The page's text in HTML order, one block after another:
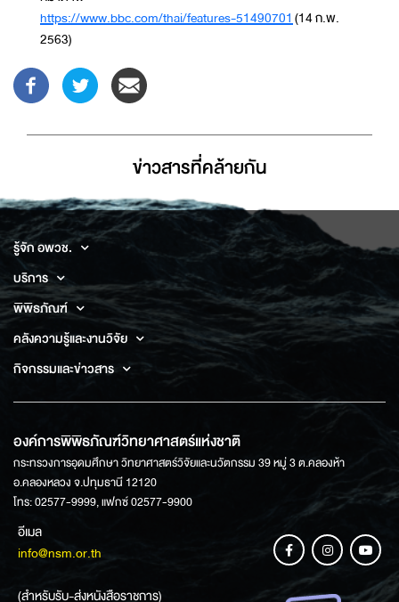
https://www.bbc.com/thai/features-51490701(14 ก.พ.
2563)
ข่าวสารที่่คล้ายกัน
รู้จัก อพวช.
บริการ
พิพิธภัณฑ์
คลังความรู้และงานวิจัย
กิจกรรมและข่าวสาร
องค์การพิพิธภัณฑ์วิทยาศาสตร์แห่งชาติ
กระทรวงการอุดมศึกษา วิทยาศาสตร์วิจัยและนวัตกรรม 39 หมู่ 3 ต.คลองห้า
อ.คลองหลวง จ.ปทุมธานี 12120
โทร: 02577-9999, แฟกซ์ 02577-9900
อีเมล
info@nsm.or.th
(สำหรับรับ-ส่งหนังสือราชการ)